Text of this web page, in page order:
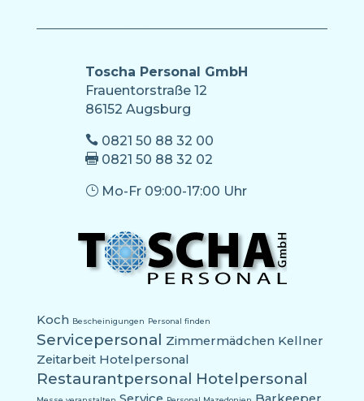
Toscha Personal GmbH
Frauentorstraße 12
86152 Augsburg
0821 50 88 32 00
0821 50 88 32 02
}Mo-Fr 09:00-17:00 Uhr
Koch Bescheinigungen Personal finden
Servicepersonal Zimmermädchen Kellner
Zeitarbeit Hotelpersonal
Restaurantpersonal Hotelpersonal